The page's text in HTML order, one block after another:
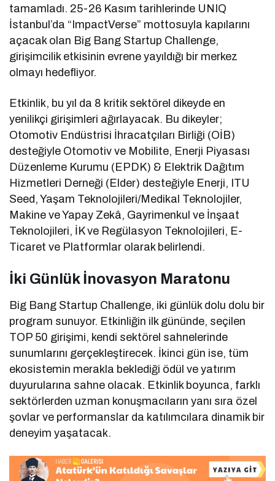
tamamladı. 25-26 Kasım tarihlerinde UNIQ
İstanbul’da “ImpactVerse” mottosuyla kapılarını
açacak olan Big Bang Startup Challenge,
girişimcilik etkisinin evrene yayıldığı bir merkez
olmayı hedefliyor.
Etkinlik, bu yıl da 8 kritik sektörel dikeyde en
yenilikçi girişimleri ağırlayacak. Bu dikeyler;
Otomotiv Endüstrisi İhracatçıları Birliği (OİB)
desteğiyle Otomotiv ve Mobilite, Enerji Piyasası
Düzenleme Kurumu (EPDK) & Elektrik Dağıtım
Hizmetleri Derneği (Elder) desteğiyle Enerji, ITU
Seed, Yaşam Teknolojileri/Medikal Teknolojiler,
Makine ve Yapay Zekâ, Gayrimenkul ve İnşaat
Teknolojileri, İK ve Regülasyon Teknolojileri, E-
Ticaret ve Platformlar olarak belirlendi.
İki Günlük İnovasyon Maratonu
Big Bang Startup Challenge, iki günlük dolu dolu bir
program sunuyor. Etkinliğin ilk gününde, seçilen
TOP 50 girişimi, kendi sektörel sahnelerinde
sunumlarını gerçekleştirecek. İkinci gün ise, tüm
ekosistemin merakla beklediği ödül ve yatırım
duyurularına sahne olacak. Etkinlik boyunca, farklı
sektörlerden uzman konuşmacıların yanı sıra özel
şovlar ve performanslar da katılımcılara dinamik bir
deneyim yaşatacak.